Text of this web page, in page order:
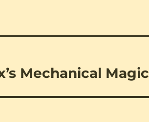
Mechanical Magic